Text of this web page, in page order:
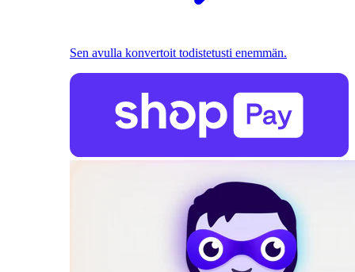
Sen avulla konvertoit todistetusti enemmän.